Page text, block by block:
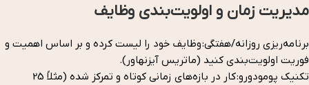
مدیریت زمان و اولویت‌بندی وظایف
برنامه‌ریزی روزانه/هفتگی: وظایف خود را لیست کرده و بر اساس اهمیت و
فوریت اولویت‌بندی کنید (ماتریس آیزنهاور).
تکنیک پومودورو: کار در بازه‌های زمانی کوتاه و تمرکز شده (مثلاً 25